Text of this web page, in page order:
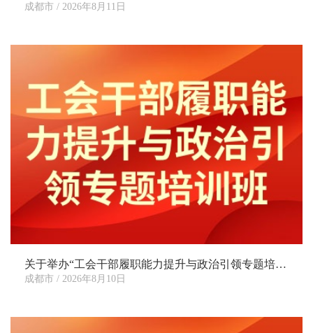
成都市 / 2026年8月11日
关于举办“工会干部履职能力提升与政治引领专题培训班”的通知
成都市 / 2026年8月10日